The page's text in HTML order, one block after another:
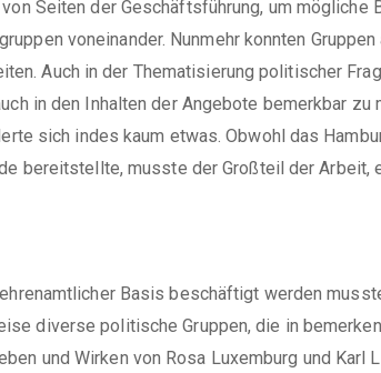
Seiten der Geschäftsführung, um mögliche
voneinander. Nunmehr konnten
Auch in der Thematisierung politischer
in den Inhalten der Angebote bemerkbar zu
sich indes kaum etwas. Obwohl das
bereitstellte, musste der Großteil der
Basis beschäftigt werden
diverse politische Gruppen, die in
und Wirken von Rosa Luxemburg und Karl